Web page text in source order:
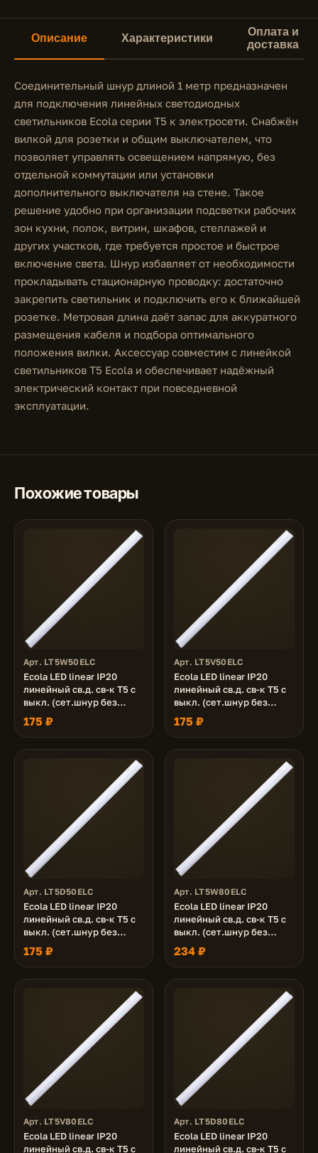
Описание Характеристики
Оплата и
доставка
Соединительный шнур длиной 1 метр предназначен
для подключения линейных светодиодных
светильников Ecola серии T5 к электросети. Снабжён
вилкой для розетки и общим выключателем, что
позволяет управлять освещением напрямую, без
отдельной коммутации или установки
дополнительного выключателя на стене. Такое
решение удобно при организации подсветки рабочих
зон кухни, полок, витрин, шкафов, стеллажей и
других участков, где требуется простое и быстрое
включение света. Шнур избавляет от необходимости
прокладывать стационарную проводку: достаточно
закрепить светильник и подключить его к ближайшей
розетке. Метровая длина даёт запас для аккуратного
размещения кабеля и подбора оптимального
положения вилки. Аксессуар совместим с линейкой
светильников T5 Ecola и обеспечивает надёжный
электрический контакт при повседневной
эксплуатации.
Похожие товары
Арт. LT5W50ELC
Ecola LED linear IP20
линейный св.д. св-к T5 с
выкл. (сет.шнур без
вилки, жест.коннектор)
5W 220V 2700K
305x22x33
175 ₽
Арт. LT5V50ELC
Ecola LED linear IP20
линейный св.д. св-к T5 с
выкл. (сет.шнур без
вилки, жест.коннектор)
5W 220V 4200K
305x22x33
175 ₽
Арт. LT5D50ELC
Ecola LED linear IP20
линейный св.д. св-к T5 с
выкл. (сет.шнур без
вилки, жест.коннектор)
5W 220V 6500K
305x22x33
175 ₽
Арт. LT5W80ELC
Ecola LED linear IP20
линейный св.д. св-к T5 с
выкл. (сет.шнур без
вилки, жест.коннектор)
8W 220V 2700K
570x22x33
234 ₽
Арт. LT5V80ELC
Ecola LED linear IP20
линейный св.д. св-к T5 с
Арт. LT5D80ELC
Ecola LED linear IP20
линейный св.д. св-к T5 с